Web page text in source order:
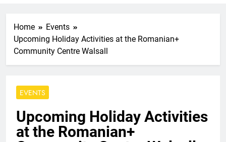
Home
Events
Upcoming Holiday Activities at the Romanian+
Community Centre Walsall
EVENTS
Upcoming Holiday Activities
at the Romanian+